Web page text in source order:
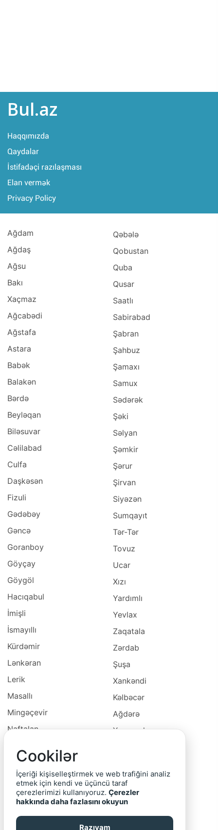
Bul.az
Haqqımızda
Qaydalar
İstifadəçi razılaşması
Elan vermək
Privacy Policy
Ağdam
Ağdaş
Ağsu
Bakı
Xaçmaz
Ağcabədi
Ağstafa
Astara
Babək
Balakən
Bərdə
Beyləqan
Biləsuvar
Cəlilabad
Culfa
Daşkəsən
Fizuli
Gədəbəy
Gəncə
Goranboy
Göyçay
Göygöl
Hacıqabul
İmişli
İsmayıllı
Kürdəmir
Lənkəran
Lerik
Masallı
Mingəçevir
Naftalan
Neftçala
Oğuz
Ordubad
Qəbələ
Qobustan
Quba
Qusar
Saatlı
Sabirabad
Şabran
Şahbuz
Şamaxı
Samux
Sədərək
Şəki
Səlyan
Şəmkir
Şərur
Şirvan
Siyəzən
Sumqayıt
Tər-Tər
Tovuz
Ucar
Xızı
Yardımlı
Yevlax
Zaqatala
Zərdab
Şuşa
Xankəndi
Kəlbəcər
Ağdərə
Xocavəd
Cəbrayıl
Qubadlı
Cookilər
İçeriği kişiselleştirmek ve web trafiğini analiz
etmek için kendi ve üçüncü taraf
çerezlerimizi kullanıyoruz. Çerezler
hakkında daha fazlasını okuyun
Razıyam